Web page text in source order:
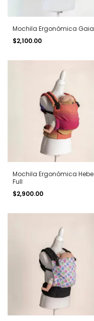
Mochila Ergonómica Gaia
$2,100.00
Mochila Ergonómica Hebe
Full
$2,900.00